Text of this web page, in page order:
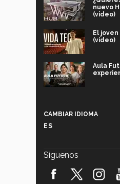
nuevo
(video)
El
(video)
Aula
robótica
CAMBIAR IDIOMA
ES
Síguenos